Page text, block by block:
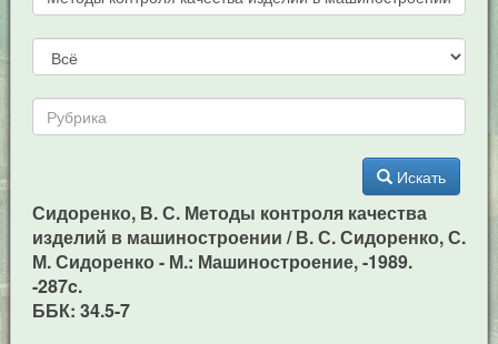
Искать
Сидоренко, В. С. Методы контроля качества
изделий в машиностроении / В. С. Сидоренко, С.
М. Сидоренко - М.: Машиностроение, -1989.
-287c.
ББК: 34.5-7